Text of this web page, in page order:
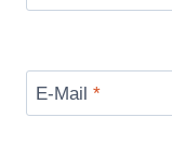
E-Mail *